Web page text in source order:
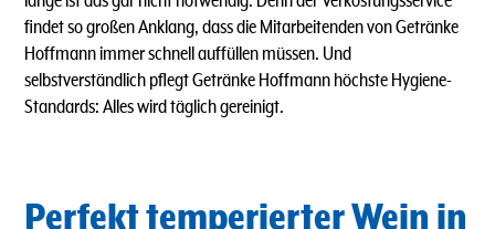
findet so großen Anklang, dass die Mitarbeitenden von Getränke
Hoffmann immer schnell auffüllen müssen. Und
selbstverständlich pflegt Getränke Hoffmann höchste Hygiene-
Standards: Alles wird täglich gereinigt.
Perfekt temperierter Wein in